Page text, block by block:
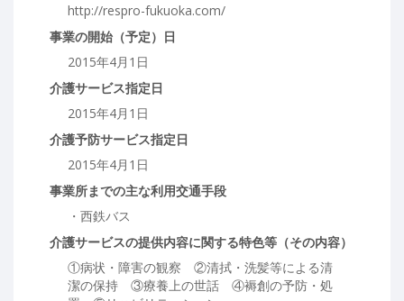
http://respro-fukuoka.com/
事業の開始（予定）日
2015年4月1日
介護サービス指定日
2015年4月1日
介護予防サービス指定日
2015年4月1日
事業所までの主な利用交通手段
・西鉄バス
介護サービスの提供内容に関する特色等（その内容）
①病状・障害の観察 ②清拭・洗髪等による清
潔の保持 ③療養上の世話 ④褥創の予防・処